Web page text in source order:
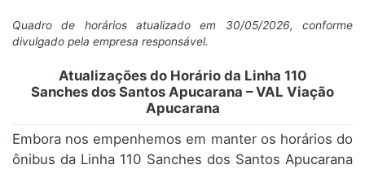
Quadro de horários atualizado em 30/05/2026, conforme
divulgado pela empresa responsável.
Atualizações do Horário da Linha 110
Sanches dos Santos Apucarana – VAL Viação
Apucarana
Embora nos empenhemos em manter os horários do
ônibus da Linha 110 Sanches dos Santos Apucarana